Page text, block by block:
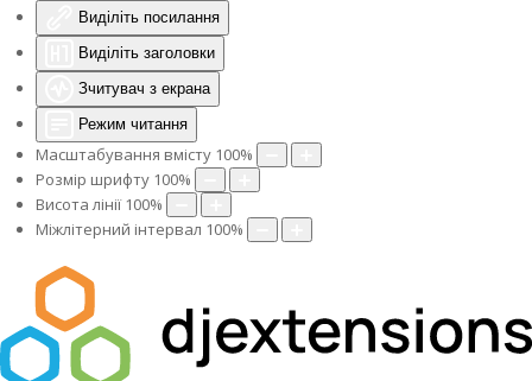
Виділіть посилання
Виділіть заголовки
Зчитувач з екрана
Режим читання
Масштабування вмісту 100%
Розмір шрифту 100%
Висота лінії 100%
Міжлітерний інтервал 100%